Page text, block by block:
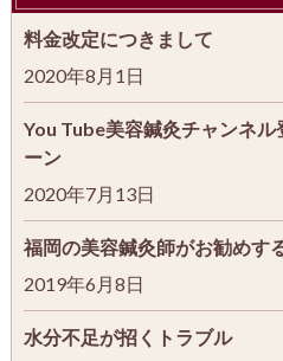
料金改定につきまして
2020年8月1日
You Tube美容鍼灸チャンネ
ーン
2020年7月13日
福岡の美容鍼灸師がお勧めす
2019年6月8日
水分不足が招くトラブル